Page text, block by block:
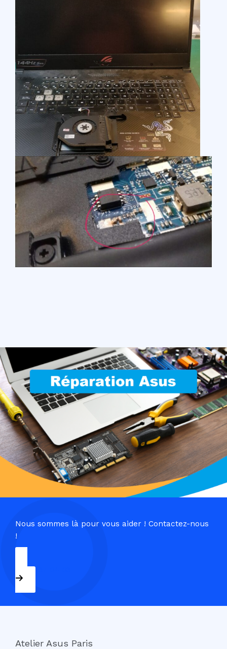
Nous sommes là pour vous aider ! Contactez-nous
!
09 54 37 04 03
Atelier Asus Paris